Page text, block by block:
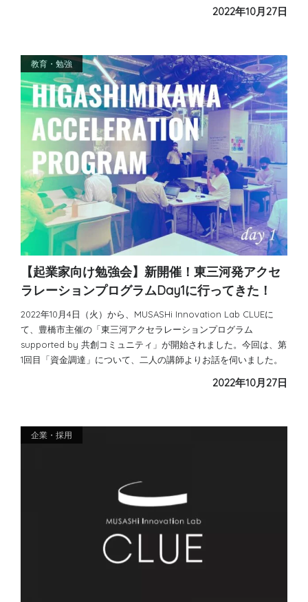
2022年10月27日
教育・勉強
【起業家向け勉強会】新開催！東三河発アクセ
ラレーションプログラムDay1に行ってきた！
2022年10月4日（火）から、MUSASHi Innovation Lab CLUEに
て、豊橋市主催の「東三河アクセラレーションプログラム
supported by 共創コミュニティ」が開始されました。今回は、第
1回目「資金調達」について、二人の講師よりお話を伺いました。
2022年10月27日
企業・採用